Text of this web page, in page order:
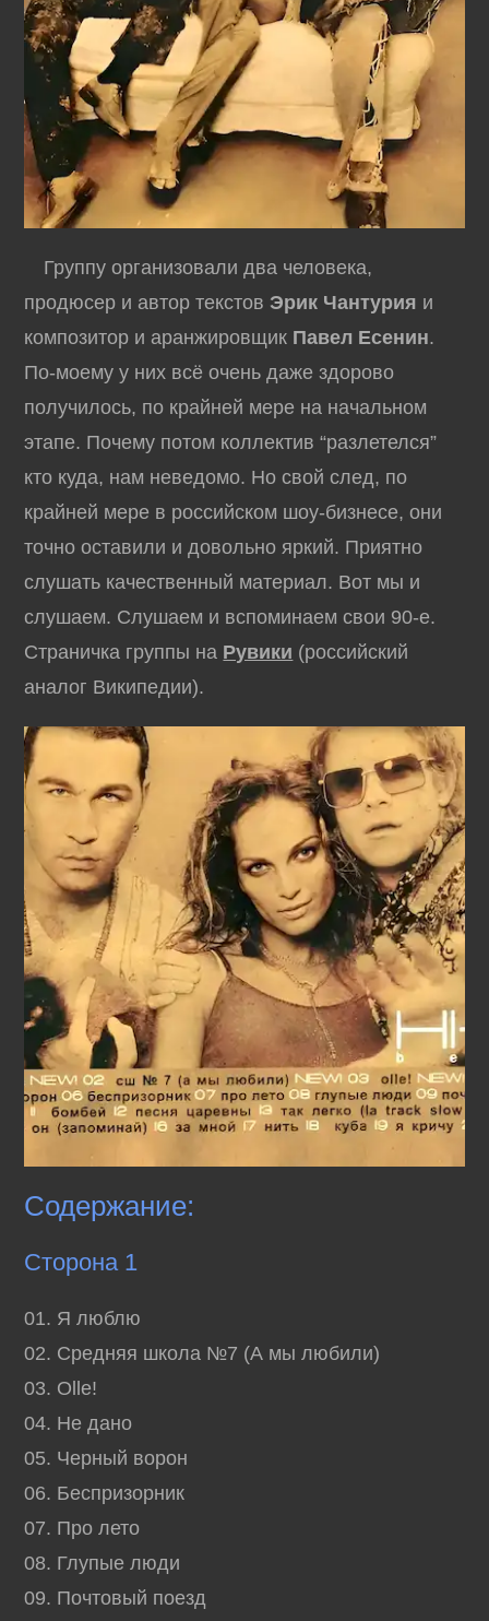
Группу организовали два человека,
продюсер и автор текстов Эрик Чантурия и
композитор и аранжировщик Павел Есенин.
По-моему у них всё очень даже здорово
получилось, по крайней мере на начальном
этапе. Почему потом коллектив “разлетелся”
кто куда, нам неведомо. Но свой след, по
крайней мере в российском шоу-бизнесе, они
точно оставили и довольно яркий. Приятно
слушать качественный материал. Вот мы и
слушаем. Слушаем и вспоминаем свои 90-е.
Страничка группы на Рувики (российский
аналог Википедии).
Содержание:
Сторона 1
01. Я люблю
02. Средняя школа №7 (А мы любили)
03. Olle!
04. Не дано
05. Черный ворон
06. Беспризорник
07. Про лето
08. Глупые люди
09. Почтовый поезд